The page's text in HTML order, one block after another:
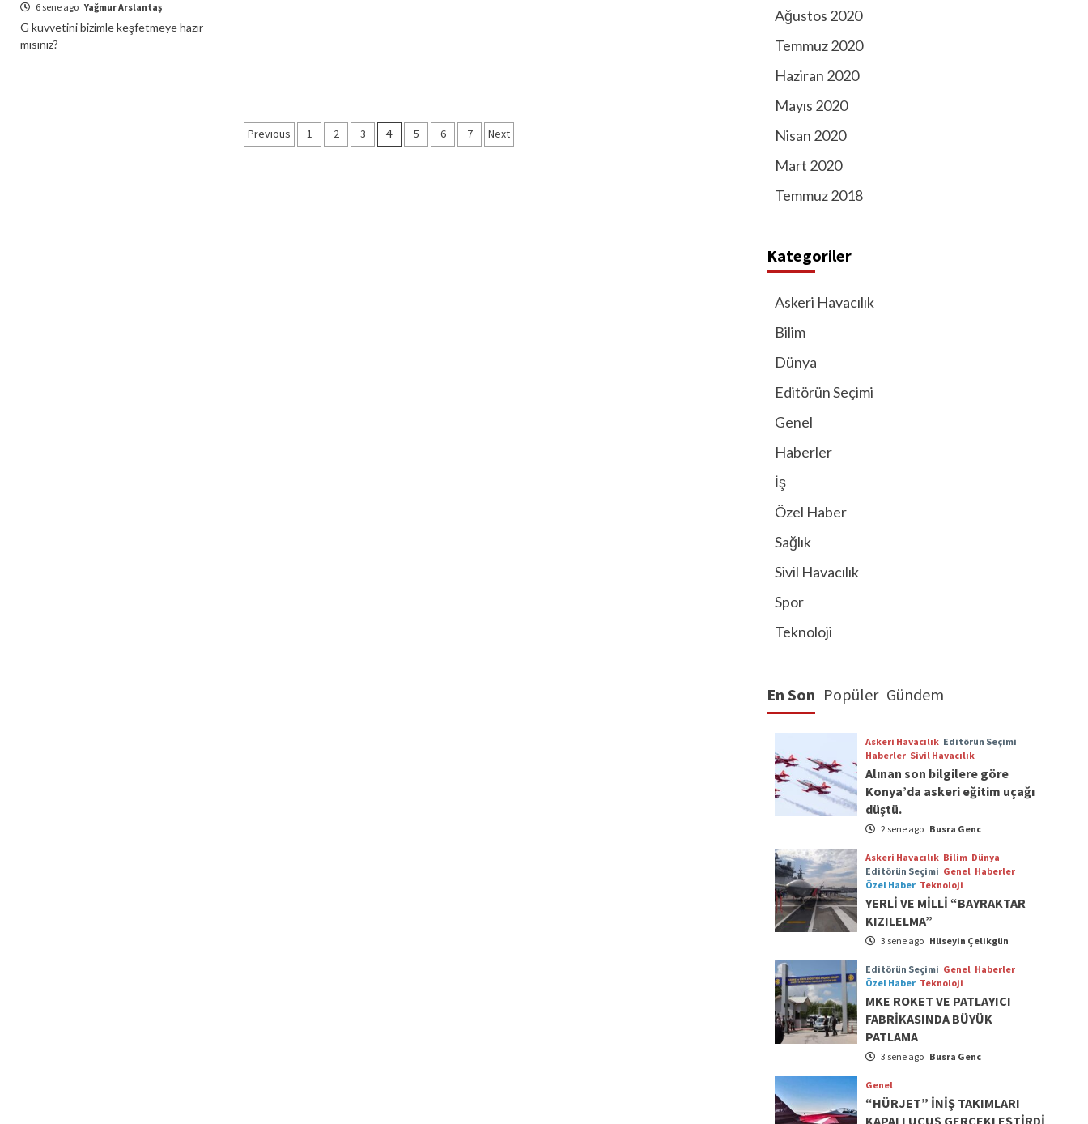
6 sene ago Yağmur Arslantaş
G kuvvetini bizimle keşfetmeye hazır
mısınız?
Yazı
Previous 1 2 3 4 5 6 7 Next
Ağustos 2020
Temmuz 2020
Haziran 2020
Mayıs 2020
Nisan 2020
Mart 2020
Temmuz 2018
Kategoriler
Askeri Havacılık
Bilim
Dünya
Editörün Seçimi
Genel
Haberler
İş
Özel Haber
Sağlık
Sivil Havacılık
Spor
Teknoloji
En Son Popüler Gündem
Askeri Havacılık Editörün Seçimi
Haberler Sivil Havacılık
Alınan son bilgilere göre
Konya’da askeri eğitim uçağı
düştü.
2 sene ago Busra Genc
Askeri Havacılık Bilim Dünya
Editörün Seçimi Genel Haberler
Özel Haber Teknoloji
YERLİ VE MİLLİ “BAYRAKTAR
KIZILELMA”
3 sene ago Hüseyin Çelikgün
Editörün Seçimi Genel Haberler
Özel Haber Teknoloji
MKE ROKET VE PATLAYICI
FABRİKASINDA BÜYÜK
PATLAMA
3 sene ago Busra Genc
Genel
“HÜRJET” İNİŞ TAKIMLARI